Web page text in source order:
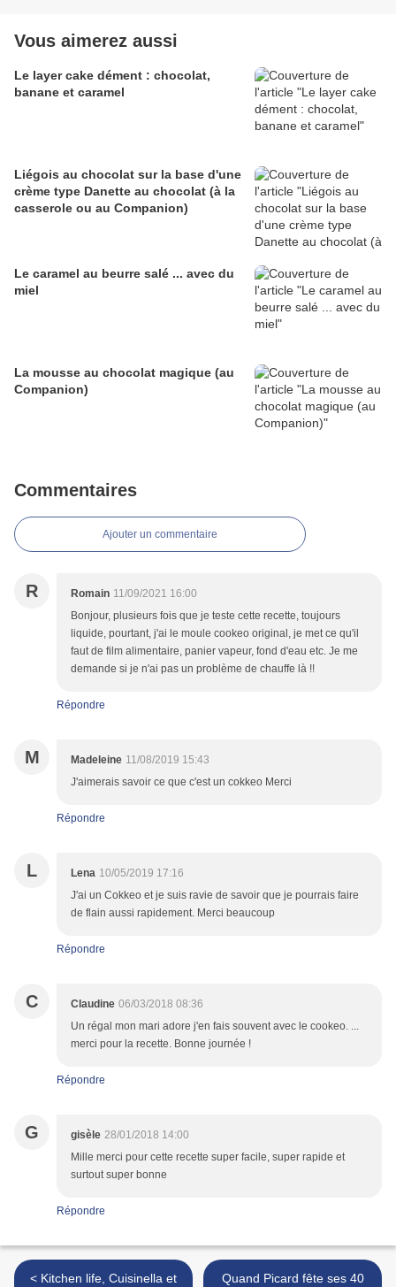
Vous aimerez aussi
Le layer cake dément : chocolat,
banane et caramel
Liégois au chocolat sur la base d'une
crème type Danette au chocolat (à la
casserole ou au Companion)
Le caramel au beurre salé ... avec du
miel
La mousse au chocolat magique (au
Companion)
Commentaires
Ajouter un commentaire
R Romain 11/09/2021 16:00
Bonjour, plusieurs fois que je teste cette recette, toujours
liquide, pourtant, j'ai le moule cookeo original, je met ce qu'il
faut de film alimentaire, panier vapeur, fond d'eau etc. Je me
demande si je n'ai pas un problème de chauffe là !!
Répondre
M Madeleine 11/08/2019 15:43
J'aimerais savoir ce que c'est un cokkeo Merci
Répondre
L Lena 10/05/2019 17:16
J'ai un Cokkeo et je suis ravie de savoir que je pourrais faire
de flain aussi rapidement. Merci beaucoup
Répondre
C Claudine 06/03/2018 08:36
Un régal mon mari adore j'en fais souvent avec le cookeo. ...
merci pour la recette. Bonne journée !
Répondre
G gisèle 28/01/2018 14:00
Mille merci pour cette recette super facile, super rapide et
surtout super bonne
Répondre
< Kitchen life, Cuisinella et
Quand Picard fête ses 40